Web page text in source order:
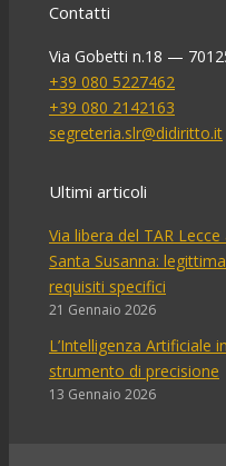
Contatti
Via Gobetti n.18 —
+39 080 5227462
+39 080 2142163
segreteria.slr@didiritto.it
Ultimi articoli
Via libera del TAR
Santa Susanna:
requisiti specifici
21 Gennaio 2026
L’Intelligenza Artificiale
strumento di precisione
13 Gennaio 2026